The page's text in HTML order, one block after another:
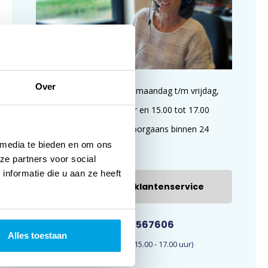
Over
te bieden en om ons
partners voor social
die u aan ze heeft
Alles toestaan
Wij zijn te bereiken op maandag t/m vrijdag,
van 09.00 tot 11.00 uur en 15.00 tot 17.00
uur. E-mails worden doorgaans binnen 24
uur beantwoord.
E-mail onze klantenservice
033-4567606
(09.00 - 11.00 en 15.00 - 17.00 uur)